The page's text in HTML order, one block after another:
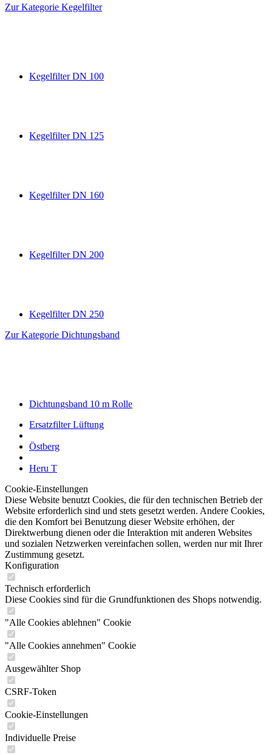
Zur Kategorie Kegelfilter
Kegelfilter DN 100
Kegelfilter DN 125
Kegelfilter DN 160
Kegelfilter DN 200
Kegelfilter DN 250
Zur Kategorie Dichtungsband
Dichtungsband 10 m Rolle
Ersatzfilter Lüftung
Östberg
Heru T
Cookie-Einstellungen
Diese Website benutzt Cookies, die für den technischen Betrieb der
Website erforderlich sind und stets gesetzt werden. Andere Cookies,
die den Komfort bei Benutzung dieser Website erhöhen, der
Direktwerbung dienen oder die Interaktion mit anderen Websites
und sozialen Netzwerken vereinfachen sollen, werden nur mit Ihrer
Zustimmung gesetzt.
Konfiguration
Technisch erforderlich
Diese Cookies sind für die Grundfunktionen des Shops notwendig.
"Alle Cookies ablehnen" Cookie
"Alle Cookies annehmen" Cookie
Ausgewählter Shop
CSRF-Token
Cookie-Einstellungen
Individuelle Preise